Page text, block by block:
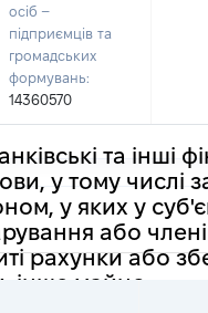
осіб –
підприємців та
громадських
формувань:
14360570
та інші
у тому числі
у яких у
або
рахунки або
інше майно